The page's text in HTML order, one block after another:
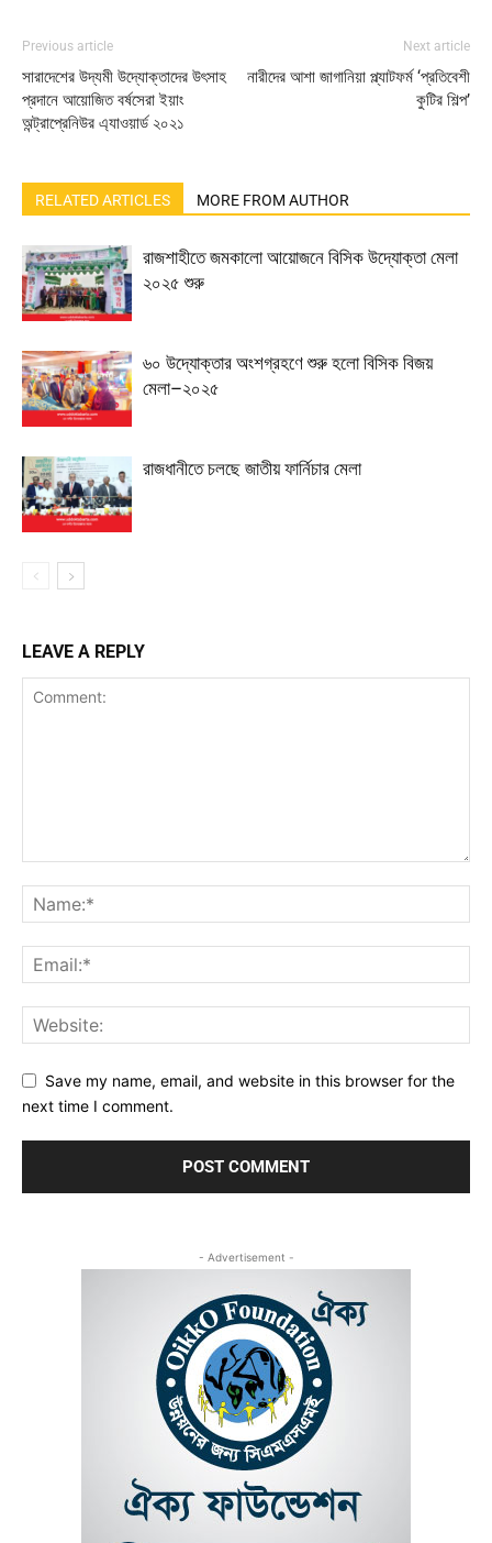
Previous article
সারাদেশের উদ্যমী উদ্যোক্তাদের উৎসাহ
প্রদানে আয়োজিত বর্ষসেরা ইয়াং
অন্ট্রাপ্রেনিউর এ্যাওয়ার্ড ২০২১
Next article
নারীদের আশা জাগানিয়া প্ল্যাটফর্ম ‘প্রতিবেশী
কুটির শিল্প’
RELATED ARTICLES MORE FROM AUTHOR
রাজশাহীতে জমকালো আয়োজনে বিসিক উদ্যোক্তা মেলা
২০২৫ শুরু
৬০ উদ্যোক্তার অংশগ্রহণে শুরু হলো বিসিক বিজয়
মেলা–২০২৫
রাজধানীতে চলছে জাতীয় ফার্নিচার মেলা
LEAVE A REPLY
Save my name, email, and website in this browser for the
next time I comment.
- Advertisement -